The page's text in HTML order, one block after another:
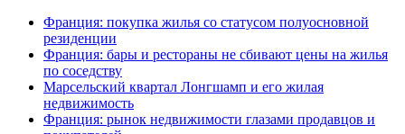
Франция: покупка жилья со статусом полуосновной
резиденции
Франция: бары и рестораны не сбивают цены на жилья
по соседству
Марсельский квартал Лонгшамп и его жилая
недвижимость
Франция: рынок недвижимости глазами продавцов и